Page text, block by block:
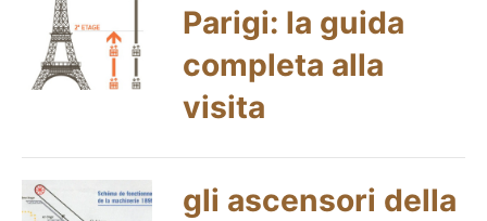
Parigi: la guida
completa alla
visita
gli ascensori della